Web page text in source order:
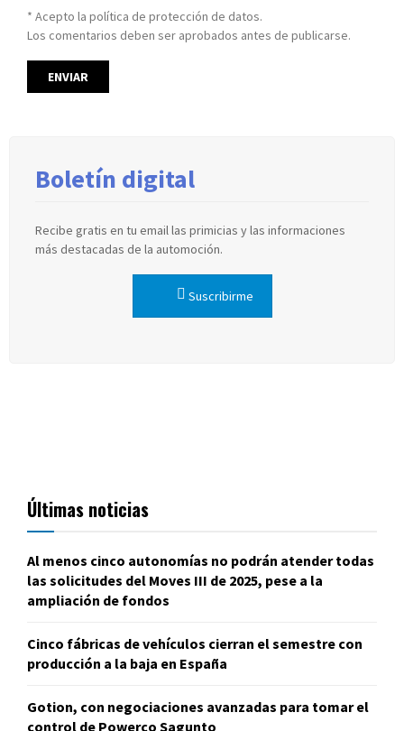
* Acepto la política de protección de datos.
Los comentarios deben ser aprobados antes de publicarse.
Boletín digital
Recibe gratis en tu email las primicias y las informaciones
más destacadas de la automoción.
Suscribirme
Últimas noticias
Al menos cinco autonomías no podrán atender todas
las solicitudes del Moves III de 2025, pese a la
ampliación de fondos
Cinco fábricas de vehículos cierran el semestre con
producción a la baja en España
Gotion, con negociaciones avanzadas para tomar el
control de Powerco Sagunto